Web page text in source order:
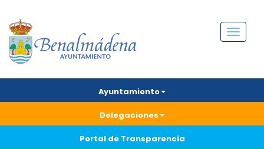
Menú
Ayuntamiento
Delegaciones
Portal de Transparencia